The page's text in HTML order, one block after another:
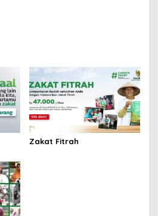
Zakat Fitrah